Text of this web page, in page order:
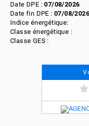
Date DPE :07/08/2026
Date fin DPE : 07/08/2026
Indice énergétique:
Classe énergétique :
Classe GES :